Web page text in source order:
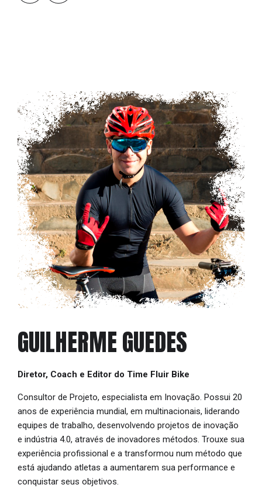
GUILHERME GUEDES
Diretor, Coach e Editor do Time Fluir Bike
Consultor de Projeto, especialista em Inovação. Possui 20
anos de experiência mundial, em multinacionais, liderando
equipes de trabalho, desenvolvendo projetos de inovação
e indústria 4.0, através de inovadores métodos. Trouxe sua
experiência profissional e a transformou num método que
está ajudando atletas a aumentarem sua performance e
conquistar seus objetivos.